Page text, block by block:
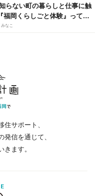
らない町の暮らしと仕事に触
福岡くらしごと体験』って知
？
なこ
サポート、
信を通じて、
ます。